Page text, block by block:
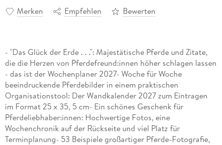
Merken Empfehlen Bewerten
- "Das Glück der Erde . . .": Majestätische Pferde und Zitate,
die die Herzen von Pferdefreund:innen höher schlagen lassen
- das ist der Wochenplaner 2027- Woche für Woche
beeindruckende Pferdebilder in einem praktischen
Organisationstool: Der Wandkalender 2027 zum Eintragen
im Format 25 x 35, 5 cm- Ein schönes Geschenk für
Pferdeliebhaber:innen: Hochwertige Fotos, eine
Wochenchronik auf der Rückseite und viel Platz für
Terminplanung- 53 Beispiele großartiger Pferde-Fotografie,